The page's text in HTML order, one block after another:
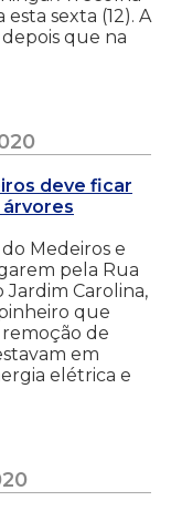
sexta (12). A
que na
deve ficar
Medeiros e
pela Rua
Carolina,
que
de
em
elétrica e